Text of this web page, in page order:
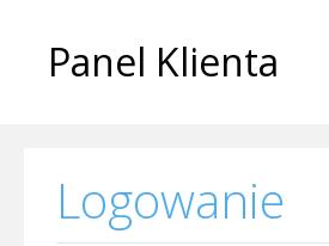
Panel Klienta
Logowanie